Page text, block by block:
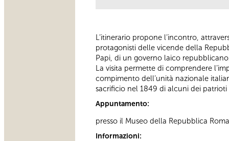
L’itinerario propone l’incontro,
protagonisti delle vicende della
Papi, di un governo laico repubblicano.
La visita permette di comprendere
compimento dell’unità nazionale
sacrificio nel 1849 di alcuni dei
Appuntamento:
presso il Museo della Repubblica
Informazioni: